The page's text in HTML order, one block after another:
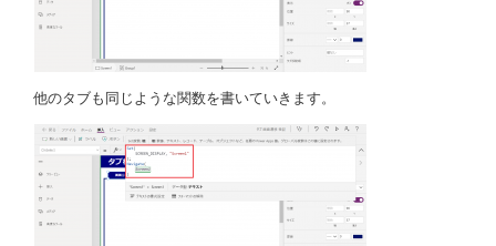
他のタブも同じような関数を書いていきます。